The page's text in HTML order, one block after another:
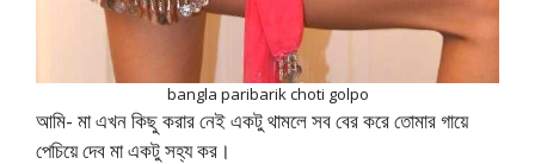
bangla paribarik choti golpo
আমি- মা এখন কিছু করার নেই একটু থামলে সব বের করে তোমার গায়ে
পেচিয়ে দেব মা একটু সহ্য কর।